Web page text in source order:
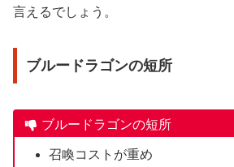
言えるでしょう。
ブルードラゴンの短所
ブルードラゴンの短所
召喚コストが重め